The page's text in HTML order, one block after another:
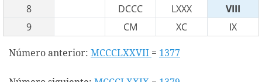
8
DCCC LXXX
VIII
9
CM XC IX
Número anterior: MCCCLXXVII = 1377